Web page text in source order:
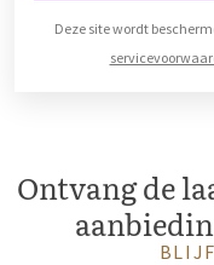
Deze site wordt
Ontvang de